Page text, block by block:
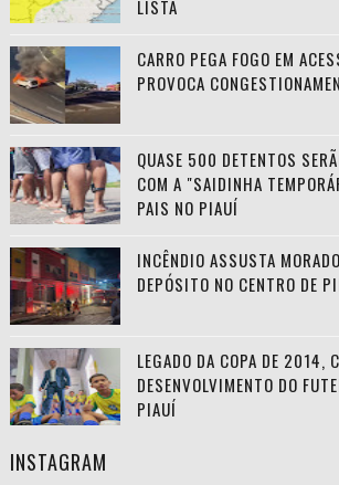
LISTA
CARRO PEGA FOGO EM
PROVOCA
QUASE 500 DETENTOS
COM A "SAIDINHA
PAIS NO PIAUÍ
INCÊNDIO ASSUSTA
DEPÓSITO NO CENTRO DE
LEGADO DA COPA DE 2014,
DESENVOLVIMENTO DO
PIAUÍ
INSTAGRAM